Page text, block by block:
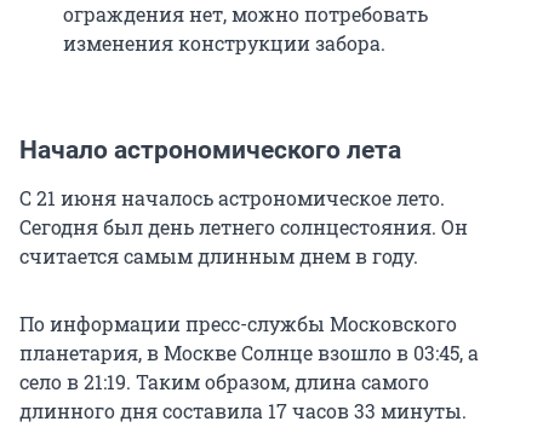
ограждения нет, можно потребовать
изменения конструкции забора.
Начало астрономического лета
С 21 июня началось астрономическое лето.
Сегодня был день летнего солнцестояния. Он
считается самым длинным днем в году.
По информации пресс-службы Московского
планетария, в Москве Солнце взошло в 03:45, а
село в 21:19. Таким образом, длина самого
длинного дня составила 17 часов 33 минуты.